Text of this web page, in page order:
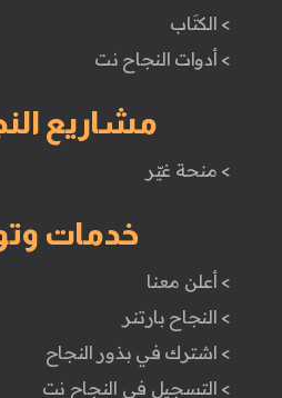
> الكتَاب
> أدوات النجاح نت
مشاريع
> منحة غيّر
خدمات
> أعلن معنا
> النجاح بارتنر
> اشترك في بذور النجاح
> التسجيل في النجاح نت